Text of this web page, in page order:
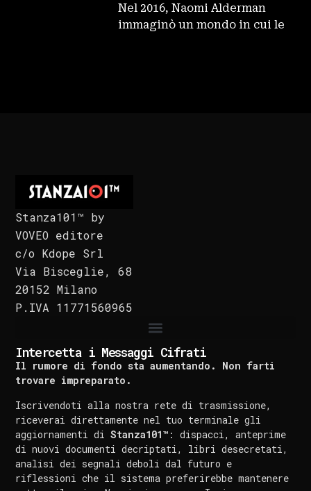
Nel 2016, Naomi Alderman
immaginò un mondo in cui le
Stanza101™ by
VOVEO editore
c/o Kdope Srl
Via Bisceglie, 68
20152 Milano
P.IVA 11771560965
Intercetta i Messaggi Cifrati
Il rumore di fondo sta aumentando. Non farti
trovare impreparato.
Iscrivendoti alla nostra rete di trasmissione,
riceverai direttamente nel tuo terminale gli
aggiornamenti diStanza101™ : dispacci, anteprime
di nuovi documenti decriptati, libri desecretati,
analisi dei segnali deboli dal futuro e
riflessioni che il sistema preferirebbe mantenere